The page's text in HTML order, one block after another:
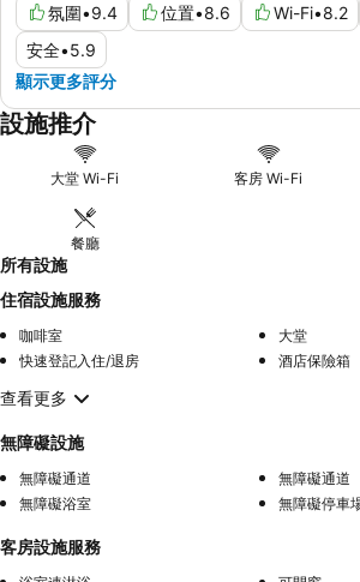
氛圍•9.4 位置•8.6 Wi-Fi•8.2
安全•5.9
顯示更多評分
設施推介
大堂 Wi-Fi 客房 Wi-Fi
餐廳
所有設施
住宿設施服務
咖啡室
大堂
快速登記入住/退房
酒店保險箱
查看更多
無障礙設施
無障礙通道
無障礙通道
無障礙浴室
無障礙停車
客房設施服務